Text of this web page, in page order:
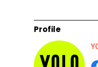
Profile